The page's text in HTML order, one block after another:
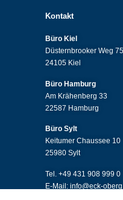
Kontakt
Büro Kiel
Düsternbrooker Weg 75
24105 Kiel
Büro Hamburg
Am Krähenberg 33
22587 Hamburg
Büro Sylt
Keitumer Chaussee 10
25980 Sylt
Tel. +49 431 908 999 0
E-Mail: info@eck-